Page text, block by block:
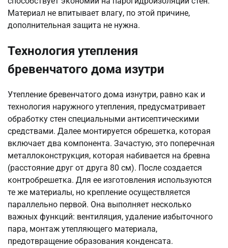
Материал не впитывает влагу, по этой причине,
дополнительная защита не нужна.
Технология утепления
бревенчатого дома изутри
Утепление бревенчатого дома изнутри, равно как и
технология наружного утепления, предусматривает
обработку стен специальными антисептическими
средствами. Далее монтируется обрешетка, которая
включает два компонента. Зачастую, это поперечная
металлоконструкция, которая набивается на бревна
(расстояние друг от друга 80 см). После создается
контробрешетка. Для ее изготовления используются
те же материалы, но крепление осуществляется
параллельно первой. Она выполняет несколько
важных функций: вентиляция, удаление избыточного
пара, монтаж утепляющего материала,
предотвращение образования конденсата.